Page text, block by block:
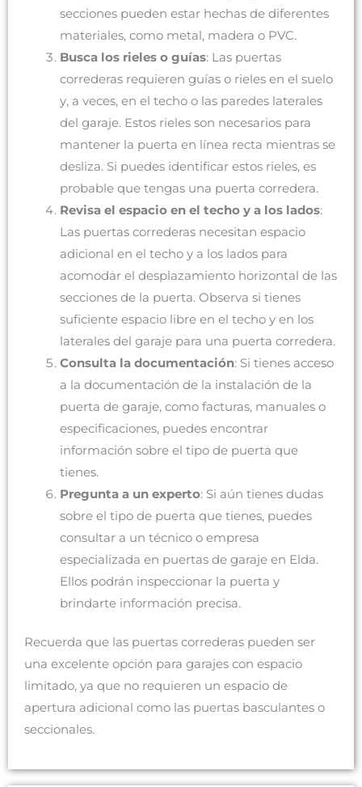
secciones pueden estar hechas de diferentes
materiales, como metal, madera o PVC.
Busca los rieles o guías: Las puertas
correderas requieren guías o rieles en el suelo
y, a veces, en el techo o las paredes laterales
del garaje. Estos rieles son necesarios para
mantener la puerta en línea recta mientras se
desliza. Si puedes identificar estos rieles, es
probable que tengas una puerta corredera.
Revisa el espacio en el techo y a los lados:
Las puertas correderas necesitan espacio
adicional en el techo y a los lados para
acomodar el desplazamiento horizontal de las
secciones de la puerta. Observa si tienes
suficiente espacio libre en el techo y en los
laterales del garaje para una puerta corredera.
Consulta la documentación: Si tienes acceso
a la documentación de la instalación de la
puerta de garaje, como facturas, manuales o
especificaciones, puedes encontrar
información sobre el tipo de puerta que
tienes.
Pregunta a un experto: Si aún tienes dudas
sobre el tipo de puerta que tienes, puedes
consultar a un técnico o empresa
especializada en puertas de garaje en Elda.
Ellos podrán inspeccionar la puerta y
brindarte información precisa.
Recuerda que las puertas correderas pueden ser
una excelente opción para garajes con espacio
limitado, ya que no requieren un espacio de
apertura adicional como las puertas basculantes o
seccionales.